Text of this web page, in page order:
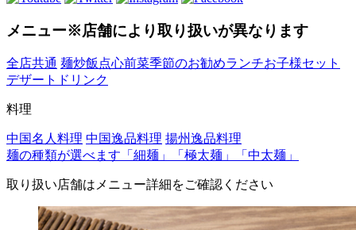
メニュー※店舗により取り扱いが異なります
全店共通 麺炒飯 点心前菜季節のお勧めランチお子様セット
デザート ドリンク
料理
中国名人料理 中国逸品料理 揚州逸品料理
麺の種類が選べます「細麺」「極太麺」「中太麺」
取り扱い店舗はメニュー詳細をご確認ください